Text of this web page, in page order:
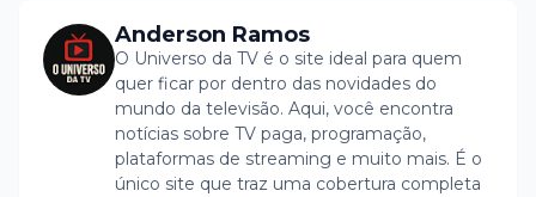
Anderson Ramos
O Universo da TV é o site ideal para quem
quer ficar por dentro das novidades do
mundo da televisão. Aqui, você encontra
notícias sobre TV paga, programação,
plataformas de streaming e muito mais. É o
único site que traz uma cobertura completa